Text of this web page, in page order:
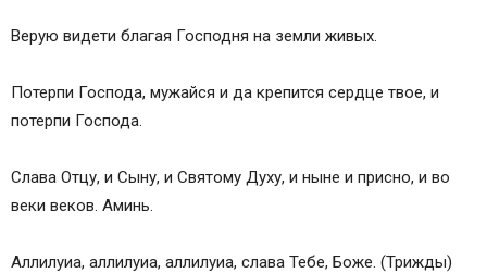
Верую видети благая Господня на земли живых.
Потерпи Господа, мужайся и да крепится сердце твое, и
потерпи Господа.
Слава Отцу, и Сыну, и Святому Духу, и ныне и присно, и во
веки веков. Аминь.
Аллилуиа, аллилуиа, аллилуиа, слава Тебе, Боже. (Трижды)